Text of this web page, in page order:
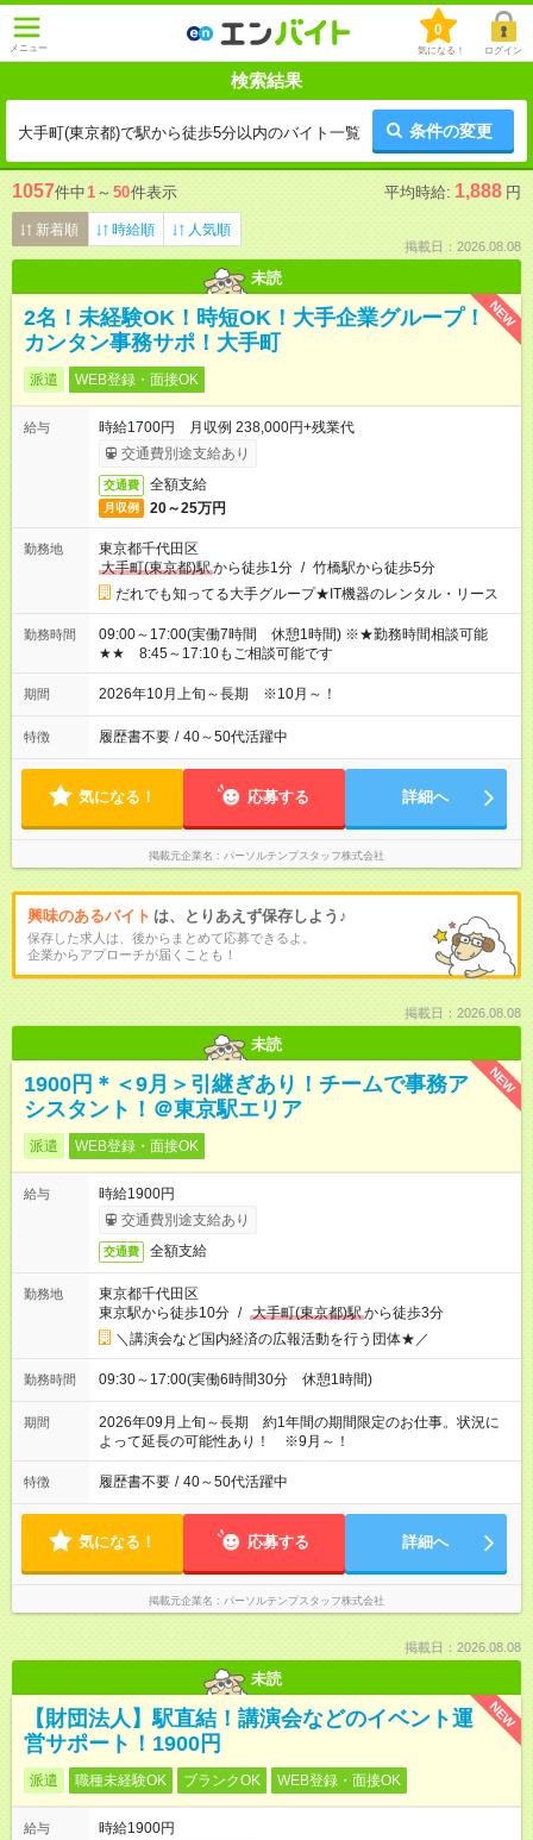
メニュー
0
気になる！ ログイン
検索結果
大手町(東京都)で駅から徒歩5分以内のバイト一覧 条件の変更
1057件中1 ～ 50件表示 平均時給: 1,888 円
新着順 時給順 人気順
掲載日：2026.08.08
未読
NEW
2名！未経験OK！時短OK！大手企業グループ！
カンタン事務サポ！大手町
派遣 WEB登録・面接OK
給与
時給1700円 月収例 238,000円+残業代
交通費別途支給あり
交通費 全額支給
月収例 20～25万円
勤務地
東京都千代田区
大手町(東京都)駅から徒歩1分 / 竹橋駅から徒歩5分
だれでも知ってる大手グループ★IT機器のレンタル・リース
勤務時間
09:00～17:00(実働7時間 休憩1時間) ※★勤務時間相談可能
★★ 8:45～17:10もご相談可能です
期間 2026年10月上旬～長期 ※10月～！
特徴 履歴書不要 / 40～50代活躍中
気になる！ 応募する 詳細へ
掲載元企業名 パーソルテンプスタッフ株式会社
興味のあるバイト は、とりあえず保存しよう♪
保存した求人は、後からまとめて応募できるよ。
企業からアプローチが届くことも！
掲載日：2026.08.08
未読
NEW
1900円＊＜9月＞引継ぎあり！チームで事務ア
シスタント！＠東京駅エリア
派遣 WEB登録・面接OK
給与
時給1900円
交通費別途支給あり
交通費 全額支給
勤務地
東京都千代田区
東京駅から徒歩10分 / 大手町(東京都)駅から徒歩3分
＼講演会など国内経済の広報活動を行う団体★／
勤務時間 09:30～17:00(実働6時間30分 休憩1時間)
期間
2026年09月上旬～長期 約1年間の期間限定のお仕事。状況に
よって延長の可能性あり！ ※9月～！
特徴 履歴書不要 / 40～50代活躍中
気になる！ 応募する 詳細へ
掲載元企業名 パーソルテンプスタッフ株式会社
掲載日：2026.08.08
未読
NEW
【財団法人】駅直結！講演会などのイベント運
営サポート！1900円
派遣 職種未経験OK ブランクOK WEB登録・面接OK
給与
時給1900円